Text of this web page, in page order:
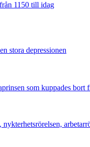
1150 till idag
stora depressionen
som kuppades bort
nykterhetsrörelsen,